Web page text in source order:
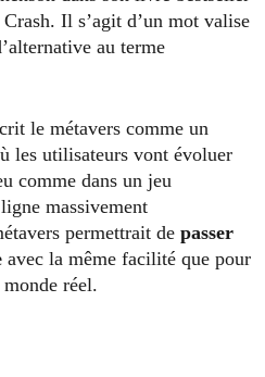
Il s’agit d’un mot valise
au terme
le métavers comme un
les utilisateurs vont évoluer
comme dans un jeu
massivement
permettrait de passer
avec la même facilité que pour
réel.